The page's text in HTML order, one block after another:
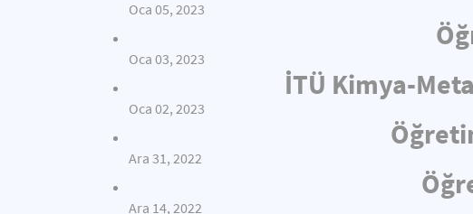
Oca 05, 2023
Oca 03, 2023
İTÜ Kimya-
Oca 02, 2023
Ara 31, 2022
Ara 14, 2022